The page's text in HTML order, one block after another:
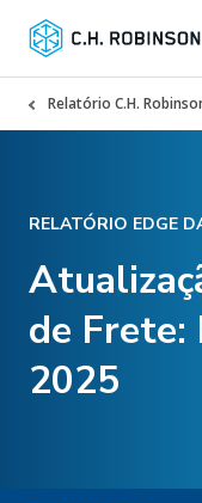
Relatório C.H.
RELATÓRIO EDGE
de Frete:
2025